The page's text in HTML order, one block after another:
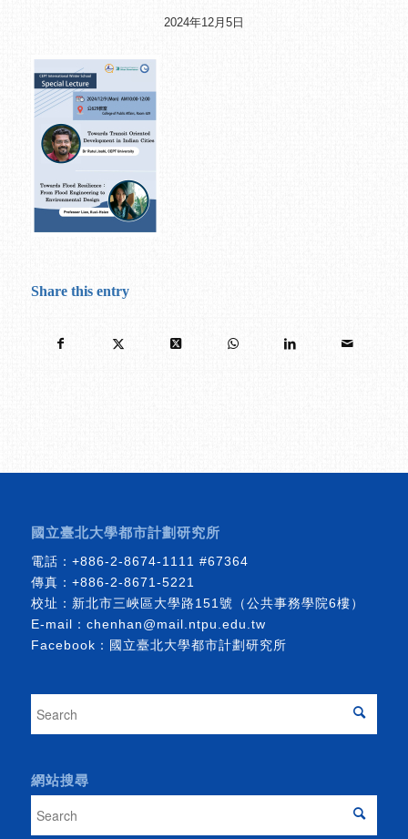
2024年12月5日
Share this entry
國立臺北大學都市計劃研究所
電話： +886-2-8674-1111 #67364
傳真：+886-2-8671-5221
校址：新北市三峽區大學路151號（公共事務學院6樓）
E-mail： chenhan@mail.ntpu.edu.tw
Facebook： 國立臺北大學都市計劃研究所
網站搜尋